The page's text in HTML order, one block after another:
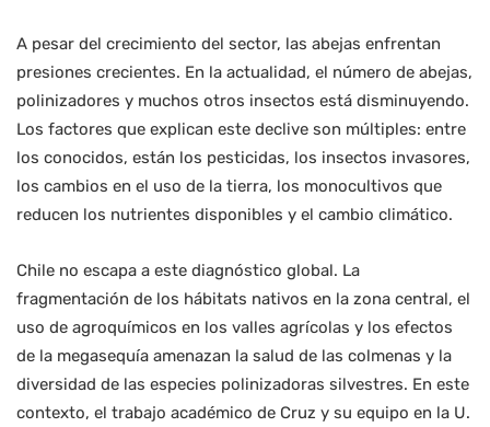
A pesar del crecimiento del sector, las abejas enfrentan
presiones crecientes. En la actualidad, el número de abejas,
polinizadores y muchos otros insectos está disminuyendo.
Los factores que explican este declive son múltiples: entre
los conocidos, están los pesticidas, los insectos invasores,
los cambios en el uso de la tierra, los monocultivos que
reducen los nutrientes disponibles y el cambio climático.
Chile no escapa a este diagnóstico global. La
fragmentación de los hábitats nativos en la zona central, el
uso de agroquímicos en los valles agrícolas y los efectos
de la megasequía amenazan la salud de las colmenas y la
diversidad de las especies polinizadoras silvestres. En este
contexto, el trabajo académico de Cruz y su equipo en la U.